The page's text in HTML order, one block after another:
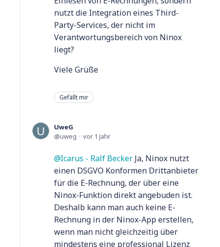
nutzt die Integration eines Third-
Party-Services, der nicht im
Verantwortungsbereich von Ninox
liegt?
Viele Grüße
Gefällt mir
UweG
uweg
vor 1 Jahr
Icarus - Ralf Becker Ja, Ninox nutzt
einen DSGVO Konformen Drittanbieter
für die E-Rechnung, der über eine
Ninox-Funktion direkt angebuden ist.
Deshalb kann man auch keine E-
Rechnung in der Ninox-App erstellen,
wenn man nicht gleichzeitig über
mindestens eine professional Lizenz